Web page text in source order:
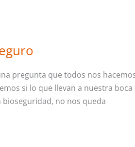
pregunta que todos nos
si lo que llevan a nuestra
no nos queda